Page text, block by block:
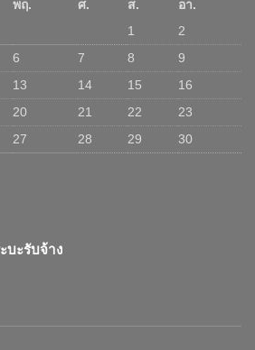
พฤ. ศ. ส.
อา.
1
2
6 7 8
9
13 14 15
16
20 21 22
23
27 28 29
30
บะรับจ้าง